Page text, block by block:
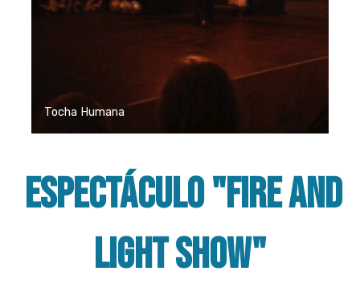
Tocha Humana
Espectáculo "Fire and
Light Show"